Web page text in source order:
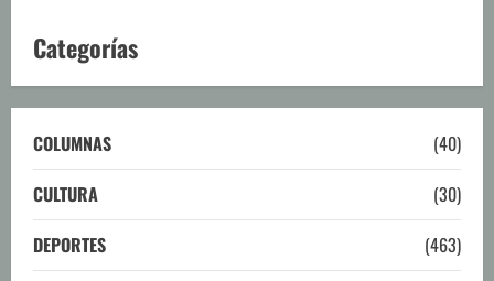
Categorías
COLUMNAS
(40)
CULTURA
(30)
DEPORTES
(463)